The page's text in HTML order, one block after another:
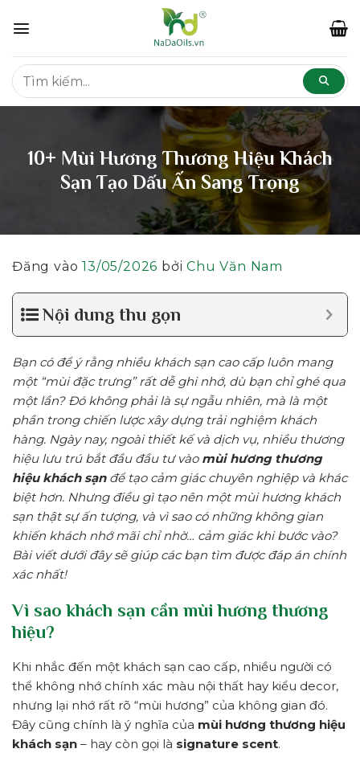
qua
dung
10+ Mùi Hương Thương Hiệu Khách
Sạn Tạo Dấu Ấn Sang Trọng
Đăng vào13/05/2026 bởiChu Văn Nam
Nội dung thu gọn
Bạn có để ý rằng nhiều khách sạn cao cấp luôn mang
một “mùi đặc trưng” rất dễ ghi nhớ, dù bạn chỉ ghé qua
một lần? Đó không phải là sự ngẫu nhiên, mà là một
phần trong chiến lược xây dựng trải nghiệm khách
hàng. Ngày nay, ngoài thiết kế và dịch vụ, nhiều thương
hiệu lưu trú bắt đầu đầu tư vào mùi hương thương
hiệu khách sạnđể tạo cảm giác chuyên nghiệp và khác
biệt hơn. Nhưng điều gì tạo nên một mùi hương khách
sạn thật sự ấn tượng, và vì sao có những không gian
khiến khách nhớ mãi chỉ nhờ… cảm giác khi bước vào?
Bài viết dưới đây sẽ giúp các bạn tìm được đáp án chính
xác nhất!
Vì sao khách sạn cần mùi hương thương
hiệu?
Khi nhắc đến một khách sạn cao cấp, nhiều người có
thể không nhớ chính xác màu nội thất hay kiểu decor,
nhưng lại nhớ rất rõ “mùi hương” của không gian đó.
Đây cũng chính là ý nghĩa của mùi hương thương hiệu
khách sạn – hay còn gọi là signature scent.